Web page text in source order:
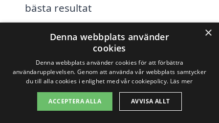
bästa resultat
Erfarenhet och expertis i branschen
Flexibilitet i tjänster, från rengöring till
reparationer
Snabbt och effektivt arbete
×
Denna webbplats använder
cookies
Denna webbplats använder cookies för att förbättra
användarupplevelsen. Genom att använda vår webbplats samtycker
du till alla cookies i enlighet med vår cookiepolicy. Läs mer
ACCEPTERA ALLA AVVISA ALLT